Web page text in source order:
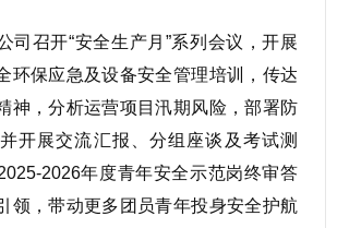
司召开“安全生产月”系列会议，开展
环保应急及设备安全管理培训，传达
神，分析运营项目汛期风险，部署防
开展交流汇报、分组座谈及考试测
2026年度青年安全示范岗终审答
领，带动更多团员青年投身安全护航